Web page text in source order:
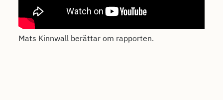
Mats Kinnwall berättar om rapporten.